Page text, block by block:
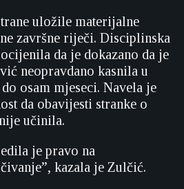
uložile materijalne
završne riječi. Disciplinska
da je dokazano da je
neopravdano kasnila u
osam mjeseci. Navela je
da obavijesti stranke o
učinila.
je pravo na
kazala je Zulčić.